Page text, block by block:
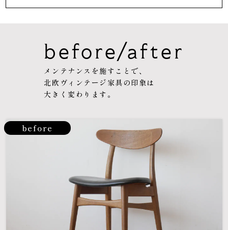
before/after
メンテナンスを施すことで、
北欧ヴィンテージ家具の印象は
大きく変わります。
before